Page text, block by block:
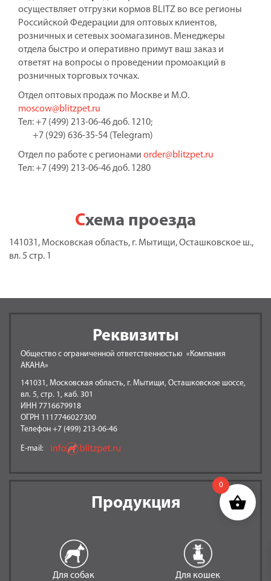
осуществляет отгрузки кормов BLITZ во все регионы
Российской Федерации для оптовых клиентов,
розничных и сетевых зоомагазинов. Менеджеры
отдела быстро и оперативно примут ваш заказ и
ответят на вопросы о проведении промоакций в
розничных торговых точках.
Отдел оптовых продаж по Москве и М.О.
moscow@blitzpet.ru
Тел: +7 (499) 213-06-46 доб. 1210;
+7 (929) 636-35-54 (Telegram)
Отдел по работе с регионами order@blitzpet.ru
Тел: +7 (499) 213-06-46 доб. 1280
Схема проезда
141031, Московская область, г. Мытищи, Осташковское ш.,
вл. 5 стр. 1
Реквизиты
Общество с ограниченной ответственностью «Компания
АКАНА»
141031, Московская область, г. Мытищи, Осташковское шоссе,
вл. 5, стр. 1, каб. 301
ИНН 7716679918
ОГРН 1117746027300
Телефон +7 (499) 213-06-46
E-mail:
Продукция
Для собак Для кошек
0